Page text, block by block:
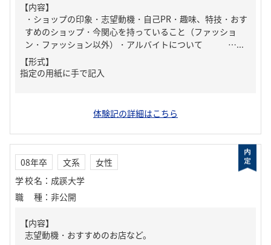
【内容】
・ショップの印象・志望動機・自己PR・趣味、特技・おす
すめのショップ・今関心を持っていること（ファッショ
ン・ファッション以外）・アルバイトについて …...
【形式】
指定の用紙に手で記入
体験記の詳細はこちら
08年卒 文系
女性
学校名 ： 成蹊大学
職種 ： 非公開
【内容】
志望動機・おすすめのお店など。